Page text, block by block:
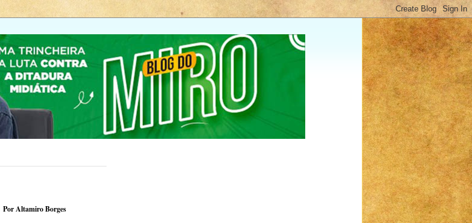
Por Altamiro Borges